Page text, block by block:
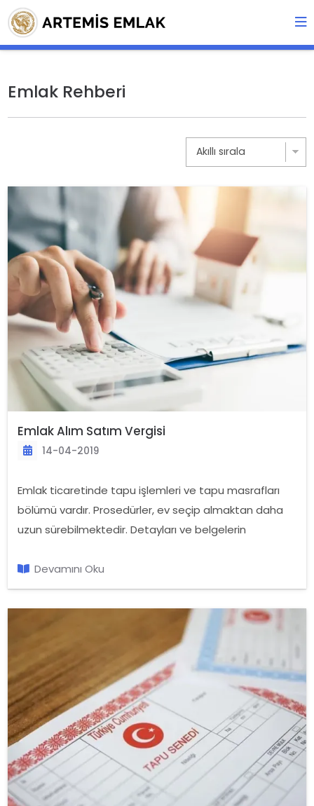
Emlak Rehberi
Emlak Alım Satım Vergisi
14-04-2019
Emlak ticaretinde tapu işlemleri ve tapu masrafları
bölümü vardır. Prosedürler, ev seçip almaktan daha
uzun sürebilmektedir. Detayları ve belgelerin
konudur. Emlak alım satım vergisi, kanunlarla belirlenir
ve gayrimenkullerin bulundukları kategorilere göre
vergisi, harcı ödenir.
Devamını Oku